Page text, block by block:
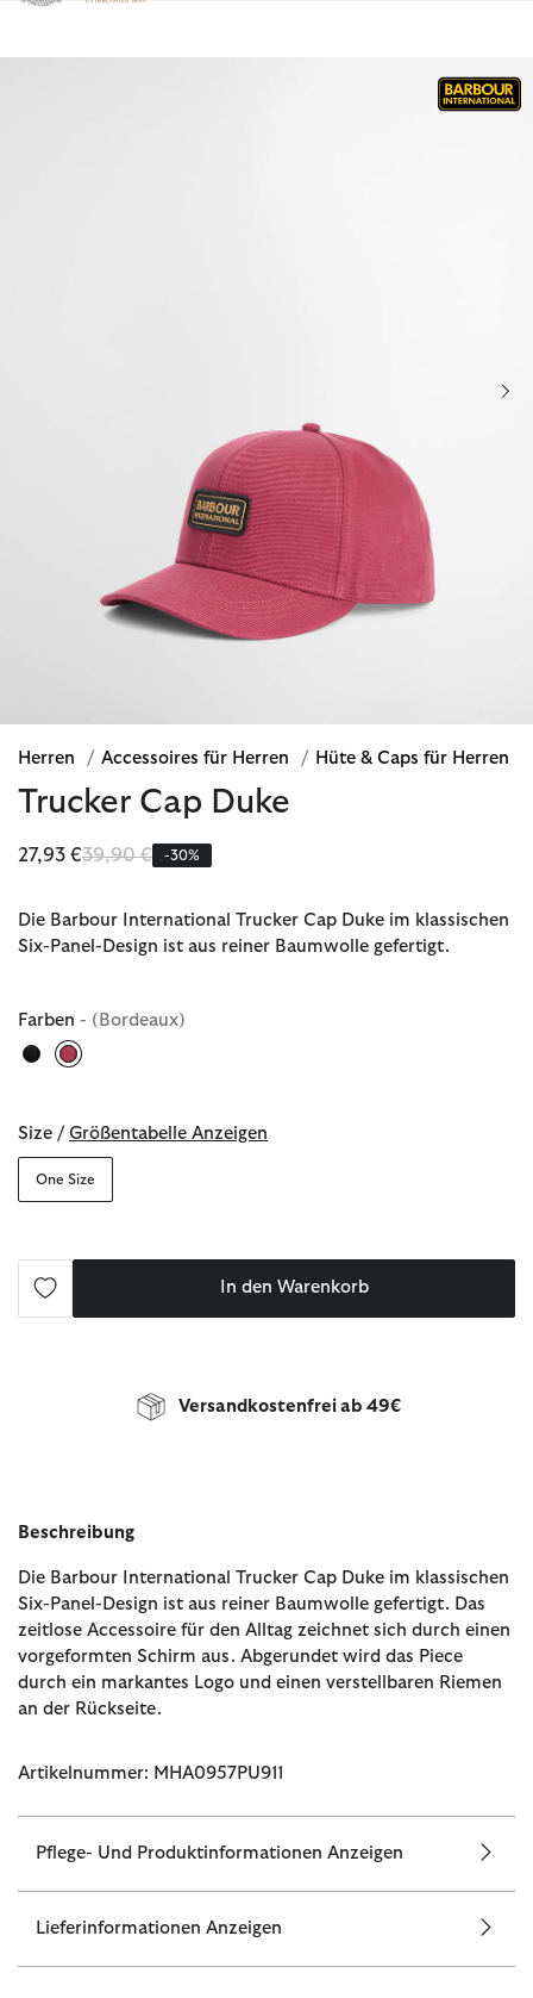
Klicken Sie hier, um unsere Barrierefreiheitserklärung
Herren / Accessoires für Herren / Hüte & Caps für Herren
Trucker Cap Duke
27,93 €Reduziert von
39,90 €bis-30%
Die Barbour International Trucker Cap Duke im klassischen
Six-Panel-Design ist aus reiner Baumwolle gefertigt.
Farben - (Bordeaux)
Size / Größentabelle Anzeigen
One Size
In den Warenkorb
Versandkostenfrei ab 49€
Beschreibung
Die Barbour International Trucker Cap Duke im klassischen
Six-Panel-Design ist aus reiner Baumwolle gefertigt. Das
zeitlose Accessoire für den Alltag zeichnet sich durch einen
vorgeformten Schirm aus. Abgerundet wird das Piece
durch ein markantes Logo und einen verstellbaren Riemen
an der Rückseite.
Artikelnummer: MHA0957PU911
Pflege- Und Produktinformationen Anzeigen
Lieferinformationen Anzeigen